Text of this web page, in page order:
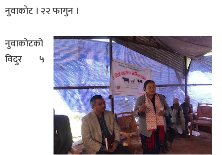
नुवाकोट । २२ फागुन ।
नुवाकोटको
विदुर ५